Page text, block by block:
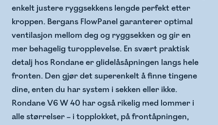
enkelt justere ryggsekkens lengde perfekt etter
kroppen. Bergans FlowPanel garanterer optimal
ventilasjon mellom deg og ryggsekken og gir en
mer behagelig turopplevelse. En svært praktisk
detalj hos Rondane er glidelåsåpningen langs hele
fronten. Den gjør det superenkelt å finne tingene
dine, enten du har system i sekken eller ikke.
Rondane V6 W 40 har også rikelig med lommer i
alle størrelser – i topplokket, på frontåpningen,